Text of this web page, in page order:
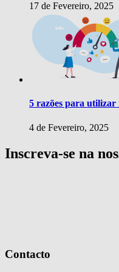
17 de Fevereiro, 2025
5 razões para
4 de Fevereiro, 2025
Inscreva-se na
Contacto